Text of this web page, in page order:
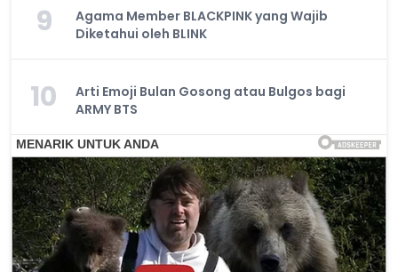
9
Agama Member BLACKPINK yang Wajib
Diketahui oleh BLINK
10
Arti Emoji Bulan Gosong atau Bulgos bagi
ARMY BTS